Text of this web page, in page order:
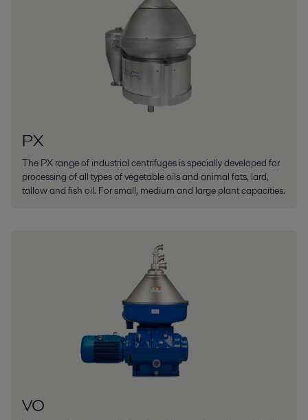
PX
The PX range of industrial centrifuges is specially developed for
processing of all types of vegetable oils and animal fats, lard,
tallow and fish oil. For small, medium and large plant capacities.
VO